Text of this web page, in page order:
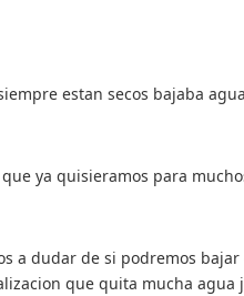
estan secos bajaba
ya quisieramos para
a dudar de si podremos
que quita mucha agua